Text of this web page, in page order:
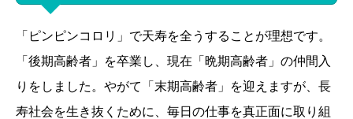
「ピンピンコロリ」で天寿を全うすることが理想です。
「後期高齢者」を卒業し、現在「晩期高齢者」の仲間入
りをしました。やがて「末期高齢者」を迎えますが、長
寿社会を生き抜くために、毎日の仕事を真正面に取り組